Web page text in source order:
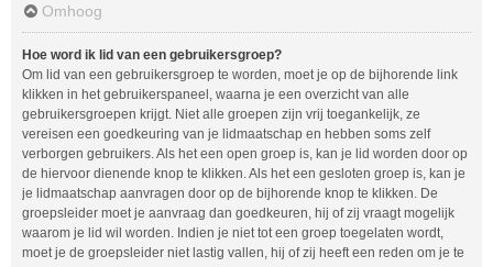
Omhoog
Hoe word ik lid van een gebruikersgroep?
Om lid van een gebruikersgroep te worden, moet je op de bijhorende link
klikken in het gebruikerspaneel, waarna je een overzicht van alle
gebruikersgroepen krijgt. Niet alle groepen zijn vrij toegankelijk, ze
vereisen een goedkeuring van je lidmaatschap en hebben soms zelf
verborgen gebruikers. Als het een open groep is, kan je lid worden door op
de hiervoor dienende knop te klikken. Als het een gesloten groep is, kan je
je lidmaatschap aanvragen door op de bijhorende knop te klikken. De
groepsleider moet je aanvraag dan goedkeuren, hij of zij vraagt mogelijk
waarom je lid wil worden. Indien je niet tot een groep toegelaten wordt,
moet je de groepsleider niet lastig vallen, hij of zij heeft een reden om je te